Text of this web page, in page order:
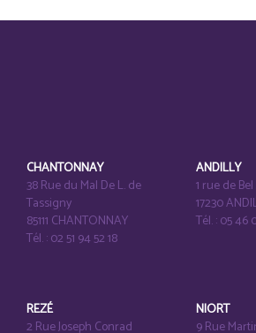
CHANTONNAY
38 Rue du Mal De L. de
Tassigny
85111 CHANTONNAY
Tél. : 02 51 94 52 18
ANDILLY
1 rue de
17230
Tél. : 05 46
REZÉ
2 Rue Joseph Conrad
NIORT
9 Rue